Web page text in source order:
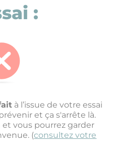
:
à l’issue de votre essai
et ça s'arrête là.
et vous pourrez garder
(consultez votre